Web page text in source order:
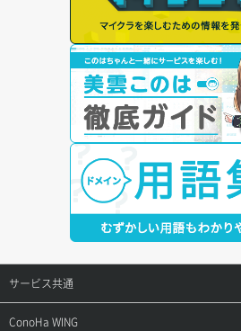
サービス共通
サポートトップ
ConoHa WING